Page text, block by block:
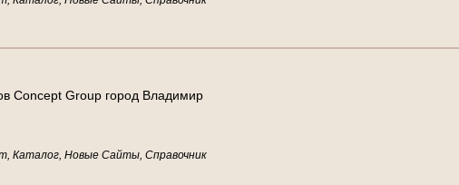
в Concept Group город Владимир
Каталог, Новые Сайты, Справочник